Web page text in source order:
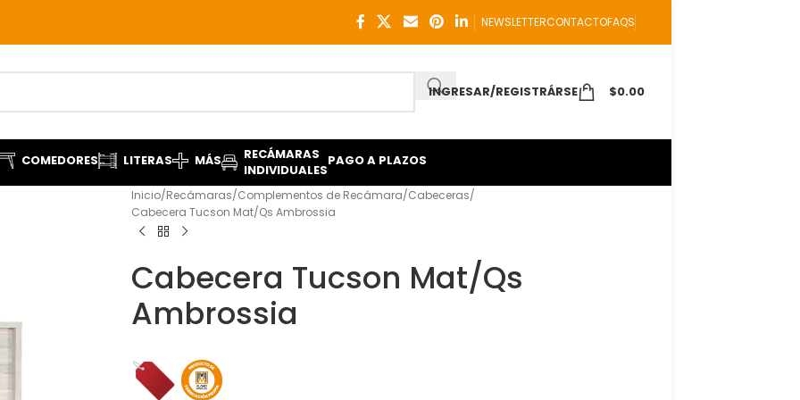
NEWSLETTERCONTACTOFAQS
INGRESAR/REGISTRÁRSE $0.00
COMEDORES LITERAS MÁS
RECÁMARAS
INDIVIDUALES
PAGO A PLAZOS
Inicio Recámaras Complementos de Recámara Cabeceras
Cabecera Tucson Mat/Qs Ambrossia
Cabecera Tucson Mat/Qs
Ambrossia